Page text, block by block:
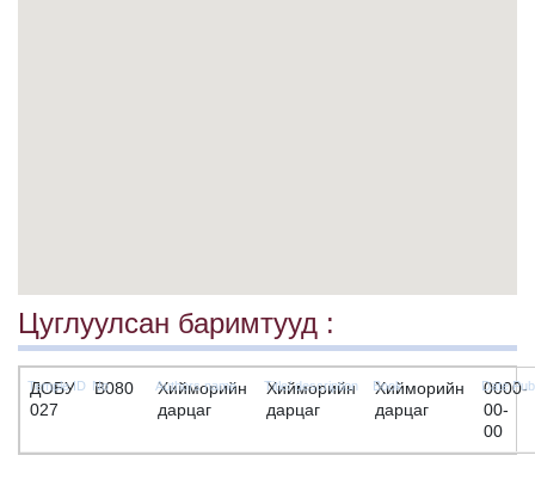
Цуглуулсан баримтууд :
ДОБУ
027
B080
Хийморийн
дарцаг
Хийморийн
дарцаг
Хийморийн
дарцаг
0000-
00-
00